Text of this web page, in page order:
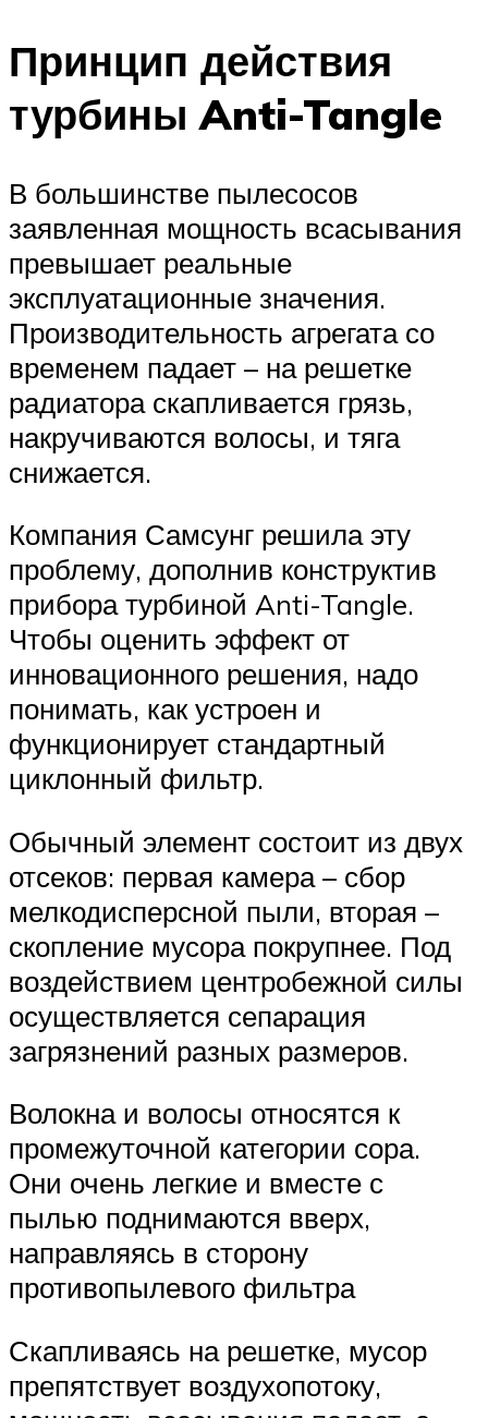
Принцип действия
турбины Anti-Tangle
В большинстве пылесосов
заявленная мощность всасывания
превышает реальные
эксплуатационные значения.
Производительность агрегата со
временем падает – на решетке
радиатора скапливается грязь,
накручиваются волосы, и тяга
снижается.
Компания Самсунг решила эту
проблему, дополнив конструктив
прибора турбиной Anti-Tangle.
Чтобы оценить эффект от
инновационного решения, надо
понимать, как устроен и
функционирует стандартный
циклонный фильтр.
Обычный элемент состоит из двух
отсеков: первая камера – сбор
мелкодисперсной пыли, вторая –
скопление мусора покрупнее. Под
воздействием центробежной силы
осуществляется сепарация
загрязнений разных размеров.
Волокна и волосы относятся к
промежуточной категории сора.
Они очень легкие и вместе с
пылью поднимаются вверх,
направляясь в сторону
противопылевого фильтра
Скапливаясь на решетке, мусор
препятствует воздухопотоку,